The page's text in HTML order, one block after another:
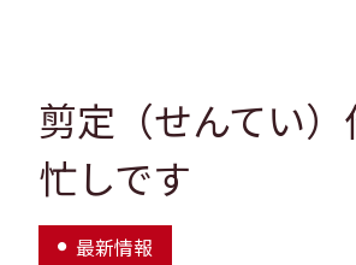
剪定（せんてい
忙しです
最新情報